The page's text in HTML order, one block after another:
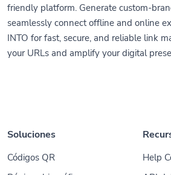
friendly platform. Generate custom-
seamlessly connect offline and online
INTO for fast, secure, and reliable link
your URLs and amplify your digital
Soluciones
Códigos QR
Help